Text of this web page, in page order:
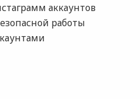
аккаунтов
работы